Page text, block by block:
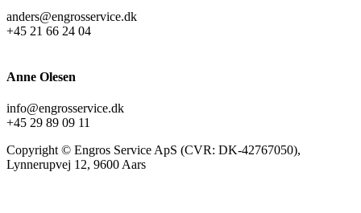
anders@engrosservice.dk
+45 21 66 24 04
Anne Olesen
info@engrosservice.dk
+45 29 89 09 11
Copyright © Engros Service ApS (CVR: DK-42767050),
Lynnerupvej 12, 9600 Aars